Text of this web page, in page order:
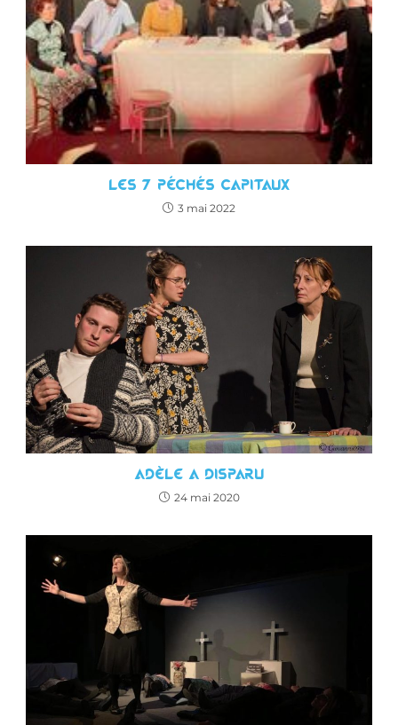
Les 7 péchés capitaux
3 mai 2022
Adèle a disparu
24 mai 2020